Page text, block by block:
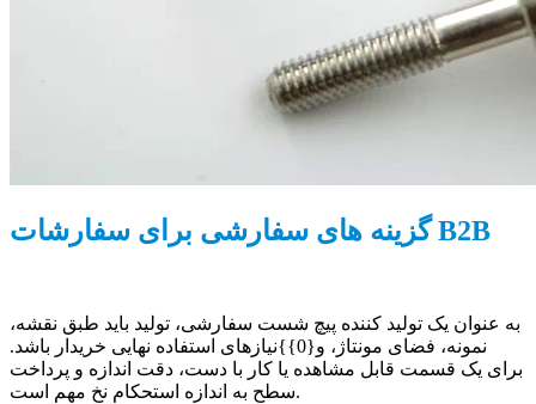
گزینه های سفارشی برای سفارشات B2B
به عنوان یک تولید کننده پیچ شست سفارشی، تولید باید طبق نقشه،
نمونه، فضای مونتاژ، و{0}}نیازهای استفاده نهایی خریدار باشد.
برای یک قسمت قابل مشاهده یا کار با دست، دقت اندازه و پرداخت
سطح به اندازه استحکام نخ مهم است.